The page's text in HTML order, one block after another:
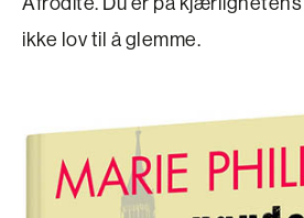
ikke lov til å glemme.